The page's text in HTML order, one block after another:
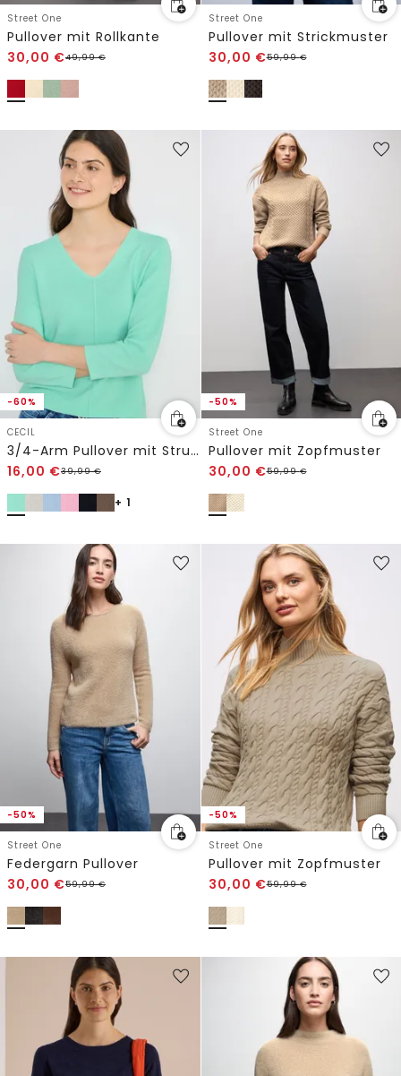
Street One
Pullover mit Rollkante
30,00 €49,99€
Street One
Pullover mit Strickmuster
30,00 €59,99€
-60%
CECIL
3/4-Arm Pullover mit Struktur
16,00 €39,99€
+ 1
-50%
Street One
Pullover mit Zopfmuster
30,00 €59,99€
-50%
Street One
Federgarn Pullover
30,00 €59,99€
-50%
Street One
Pullover mit Zopfmuster
30,00 €59,99€